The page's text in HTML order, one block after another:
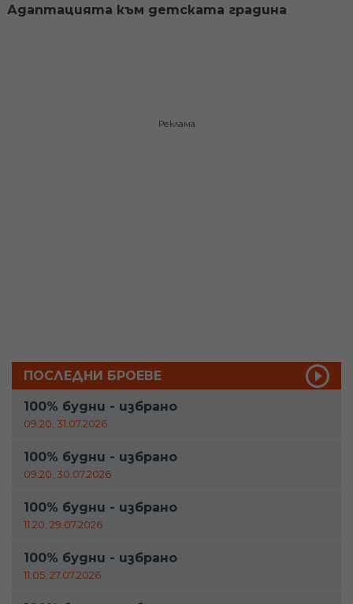
Адаптацията към детската градина
Реклама
ПОСЛЕДНИ БРОЕВЕ
100% будни - избрано
09:20, 31.07.2026
100% будни - избрано
09:20, 30.07.2026
100% будни - избрано
11:20, 29.07.2026
100% будни - избрано
11:05, 27.07.2026